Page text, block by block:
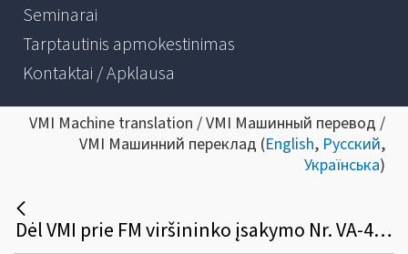
Seminarai
Tarptautinis apmokestinimas
Kontaktai / Apklausa
VMI Machine translation / VMI Машинный перевод /
VMI Машинний переклад (English, Русский,
Українська)
Dėl VMI prie FM viršininko įsakymo Nr. VA-49 pakeitimo